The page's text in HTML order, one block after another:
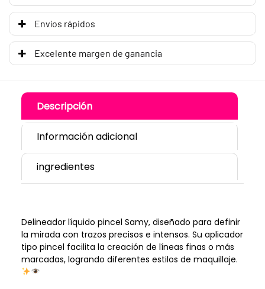
Envíos rápidos
Excelente margen de ganancia
Descripción
Información adicional
ingredientes
Delineador líquido pincel Samy, diseñado para definir
la mirada con trazos precisos e intensos. Su aplicador
tipo pincel facilita la creación de líneas finas o más
marcadas, logrando diferentes estilos de maquillaje.